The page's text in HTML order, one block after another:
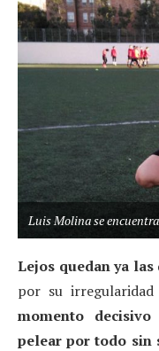
Luis Molina se
Lejos quedan ya
por su
momento
pelear por todo sin